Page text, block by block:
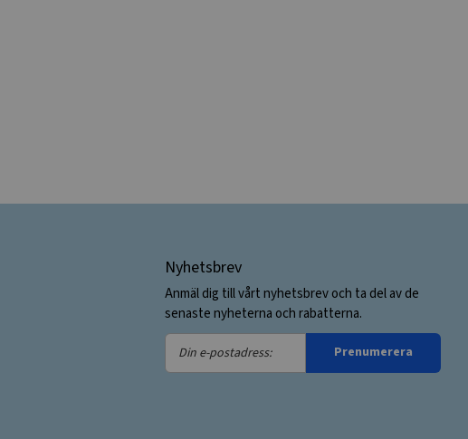
Nyhetsbrev
Anmäl dig till vårt nyhetsbrev och ta del av de
senaste nyheterna och rabatterna.
Din
e-
Prenumerera